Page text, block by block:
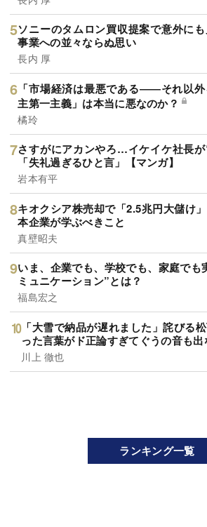
ソニーのタムロン買収提案で意外に
事業への並々ならぬ思い
長内 厚
「市場経済は最悪である――それ以
主第一主義」は本当に悪なのか？
橘玲
さすがにアカンやろ…イケイケ社長
「失礼過ぎるひと言」【マンガ】
岩本有平
キオクシア株売却で「2.5兆円大儲け
本企業が学ぶべきこと
真壁昭夫
いま、企業でも、学校でも、家庭でも
ミュニケーション”とは？
福島宏之
「大雪で納品が遅れました」詫びる
った言葉がド正論すぎてぐうの音も出
川上 徹也
ランキング一覧